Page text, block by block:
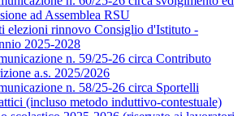
ad Assemblea RSU
elezioni rinnovo Consiglio d'Istituto -
2025-2028
n. 59/25-26 circa Contributo
a.s. 2025/2026
n. 58/25-26 circa Sportelli
(incluso metodo induttivo-contestuale)